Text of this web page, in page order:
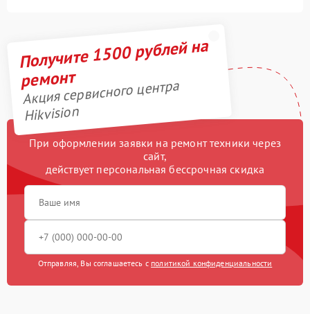
Получите 1500 рублей на
ремонт
Акция сервисного центра
Hikvision
При оформлении заявки на ремонт техники через
сайт,
действует персональная бессрочная скидка
Отправляя, Вы соглашаетесь с политикой конфиденциальности